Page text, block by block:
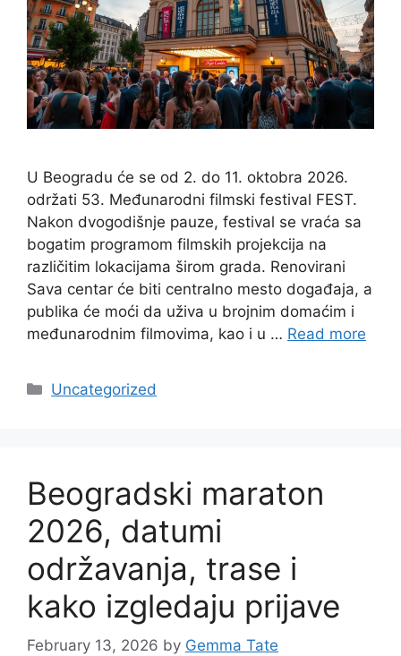
U Beogradu će se od 2. do 11. oktobra 2026.
održati 53. Međunarodni filmski festival FEST.
Nakon dvogodišnje pauze, festival se vraća sa
bogatim programom filmskih projekcija na
različitim lokacijama širom grada. Renovirani
Sava centar će biti centralno mesto događaja, a
publika će moći da uživa u brojnim domaćim i
međunarodnim filmovima, kao i u … Read more
Categories
Uncategorized
Beogradski maraton
2026, datumi
održavanja, trase i
kako izgledaju prijave
February 13, 2026 by Gemma Tate